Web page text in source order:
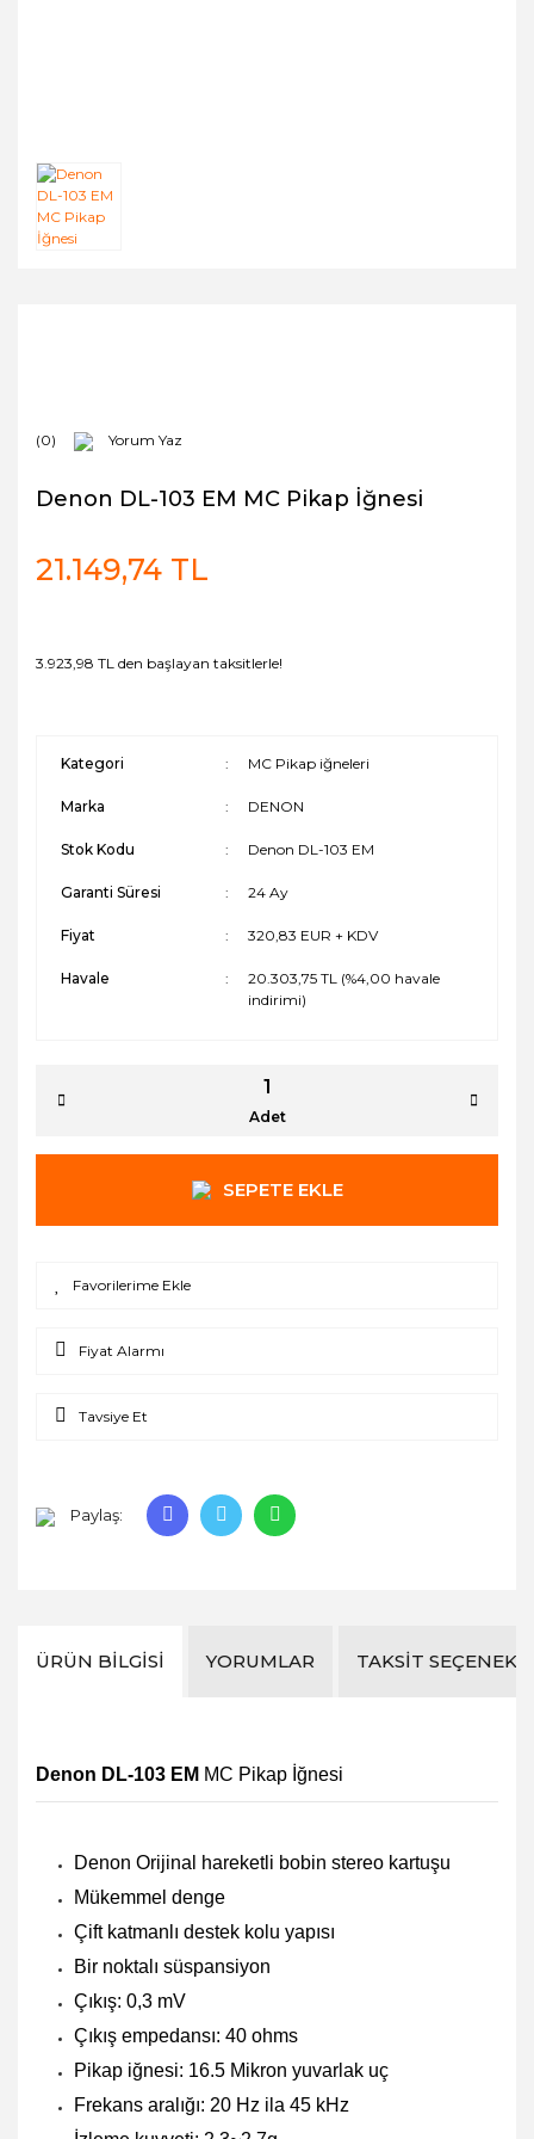
(0) Yorum Yaz
Denon DL-103 EM MC Pikap İğnesi
21.149,74 TL
3.923,98 TL den başlayan taksitlerle!
Kategori MC Pikap iğneleri
Marka DENON
Stok Kodu Denon DL-103 EM
Garanti Süresi 24 Ay
Fiyat 320,83 EUR + KDV
Havale
20.303,75 TL (%4,00 havale
indirimi)
Adet
SEPETE EKLE
Fiyat Alarmı
Tavsiye Et
Paylaş:
ÜRÜN BILGISI YORUMLAR TAKSIT
Denon DL-103 EM MC Pikap İğnesi
Denon Orijinal hareketli bobin stereo kartuşu
Mükemmel denge
Çift katmanlı destek kolu yapısı
Bir noktalı süspansiyon
Çıkış: 0,3 mV
Çıkış empedansı: 40 ohms
Pikap iğnesi: 16.5 Mikron yuvarlak uç
Frekans aralığı: 20 Hz ila 45 kHz